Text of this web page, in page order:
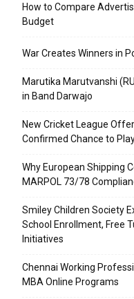
How to Compare
Budget
War Creates Winners in
Marutika Marutvanshi
in Band Darwajo
New Cricket League
Confirmed Chance to
Why European Shipping
MARPOL 73/78
Smiley Children Society
School Enrollment, Free
Initiatives
Chennai Working
MBA Online Programs